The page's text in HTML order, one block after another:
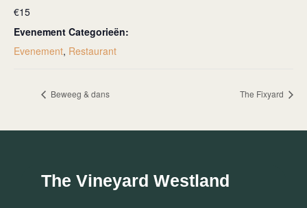
€15
Evenement Categorieën:
Evenement, Restaurant
Beweeg & dans The Fixyard
The Vineyard Westland